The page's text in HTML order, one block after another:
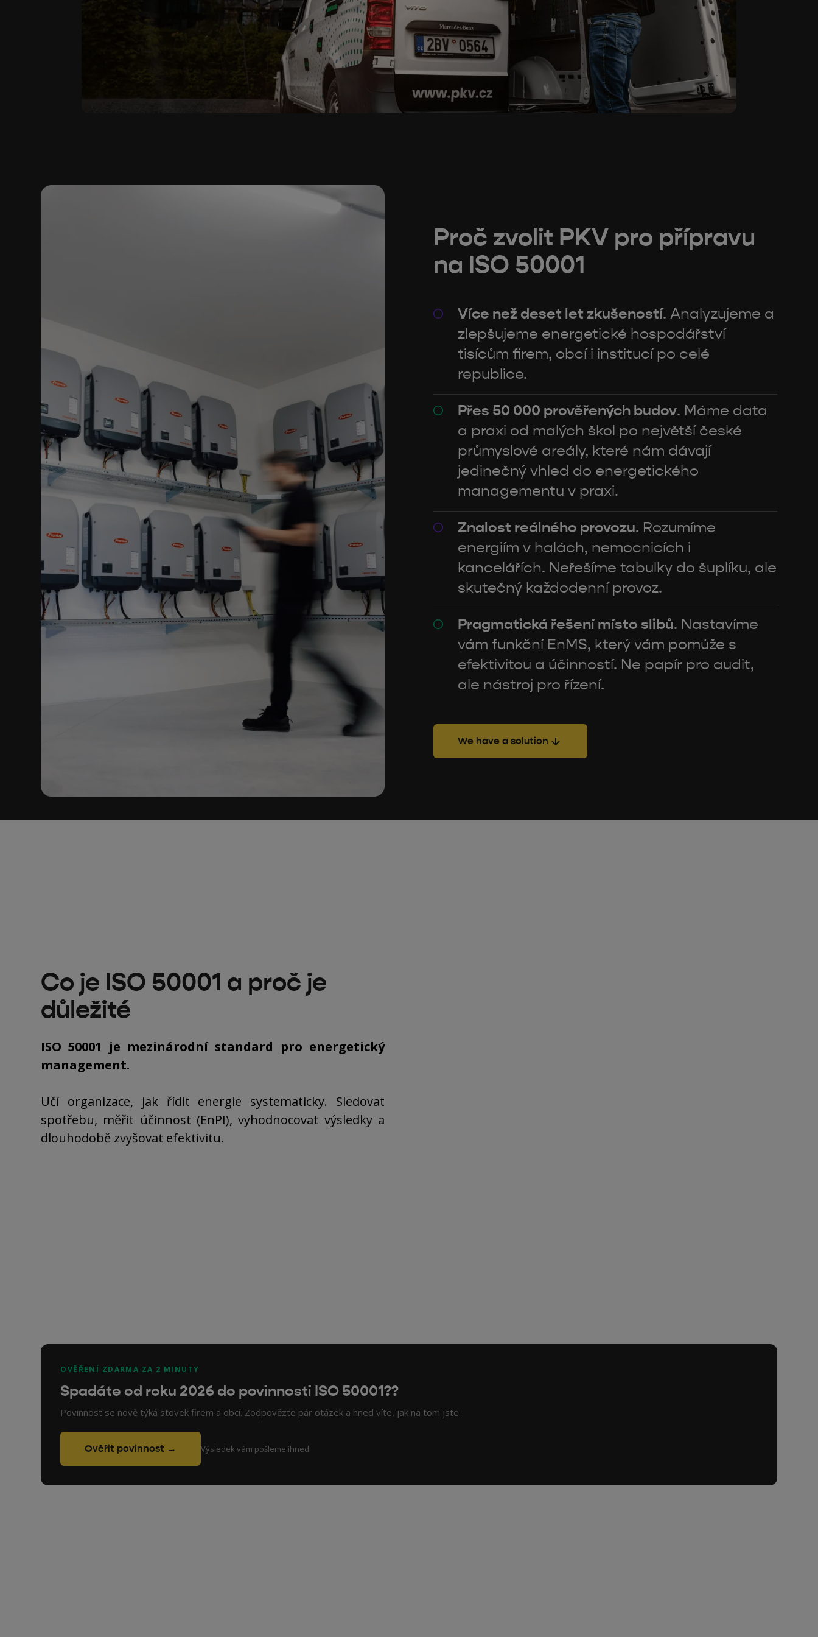
Proč zvolit PKV pro přípravu
na ISO 50001
Více než deset let zkušeností. Analyzujeme a
zlepšujeme energetické hospodářství
tisícům firem, obcí i institucí po celé
republice.
Přes 50 000 prověřených budov. Máme data
a praxi od malých škol po největší české
průmyslové areály, které nám dávají
jedinečný vhled do energetického
managementu v praxi.
Znalost reálného provozu. Rozumíme
energiím v halách, nemocnicích i
kancelářích. Neřešíme tabulky do šuplíku, ale
skutečný každodenní provoz.
Pragmatická řešení místo slibů. Nastavíme
vám funkční EnMS, který vám pomůže s
efektivitou a účinností. Ne papír pro audit,
ale nástroj pro řízení.
We have a solution
Co je ISO 50001 a proč je
důležité
ISO 50001 je mezinárodní standard pro energetický
management.
Učí organizace, jak řídit energie systematicky. Sledovat
spotřebu, měřit účinnost (EnPI), vyhodnocovat výsledky a
dlouhodobě zvyšovat efektivitu.
OVĚŘENÍ ZDARMA ZA 2 MINUTY
Spadáte od roku 2026 do povinnosti ISO 50001??
Povinnost se nově týká stovek firem a obcí. Zodpovězte pár otázek a hned víte, jak na tom jste.
Ověřit povinnost → Výsledek vám pošleme ihned